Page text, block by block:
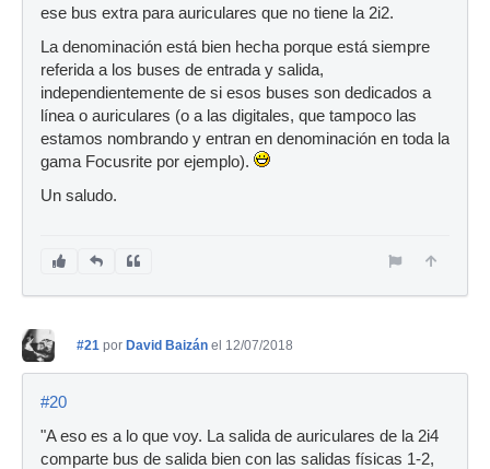
ese bus extra para auriculares que no tiene la 2i2.
La denominación está bien hecha porque está siempre
referida a los buses de entrada y salida,
independientemente de si esos buses son dedicados a
línea o auriculares (o a las digitales, que tampoco las
estamos nombrando y entran en denominación en toda la
gama Focusrite por ejemplo).
Un saludo.
#21 por David Baizán el 12/07/2018
#20
"A eso es a lo que voy. La salida de auriculares de la 2i4
comparte bus de salida bien con las salidas físicas 1-2,